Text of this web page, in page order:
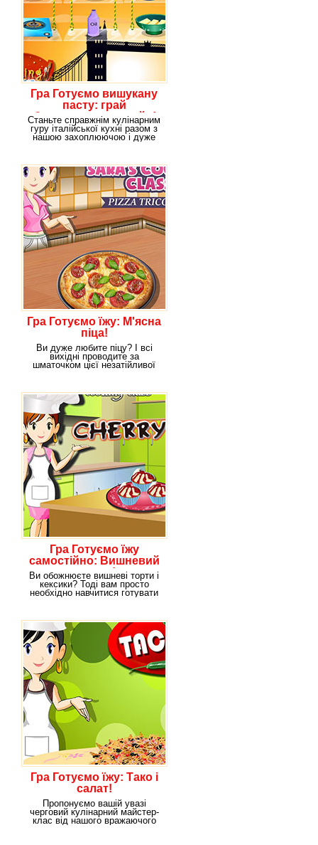
Гра Готуємо вишукану
пасту: грай
безкоштовно онлайн!
Станьте справжнім кулінарним
гуру італійської кухні разом з
нашою захоплюючою і дуже
Гра Готуємо їжу: М'ясна
піца!
Ви дуже любите піцу? І всі
вихідні проводите за
шматочком цієї незатійливої
Гра Готуємо їжу
самостійно: Вишневий
десерт!
Ви обожнюєте вишневі торти і
кексики? Тоді вам просто
необхідно навчитися готувати
Гра Готуємо їжу: Тако і
салат!
Пропонуємо вашій увазі
черговий кулінарний майстер-
клас від нашого вражаючого